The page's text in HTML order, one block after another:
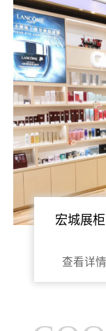
宏城展柜
查看详情